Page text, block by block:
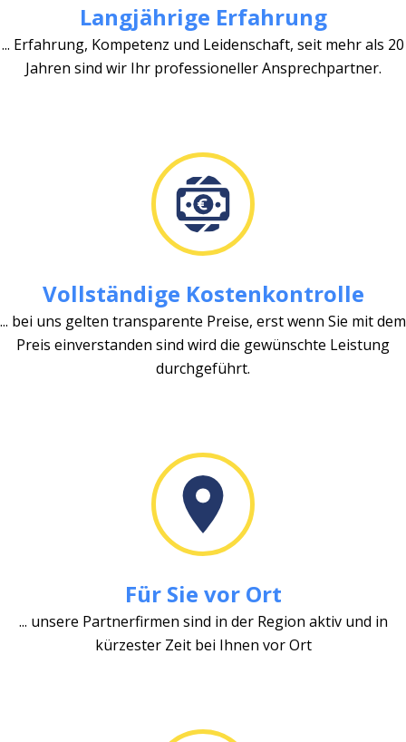
Langjährige Erfahrung
... Erfahrung, Kompetenz und Leidenschaft, seit mehr als 20
Jahren sind wir Ihr professioneller Ansprechpartner.
Vollständige Kostenkontrolle
... bei uns gelten transparente Preise, erst wenn Sie mit dem
Preis einverstanden sind wird die gewünschte Leistung
durchgeführt.
Für Sie vor Ort
... unsere Partnerfirmen sind in der Region aktiv und in
kürzester Zeit bei Ihnen vor Ort